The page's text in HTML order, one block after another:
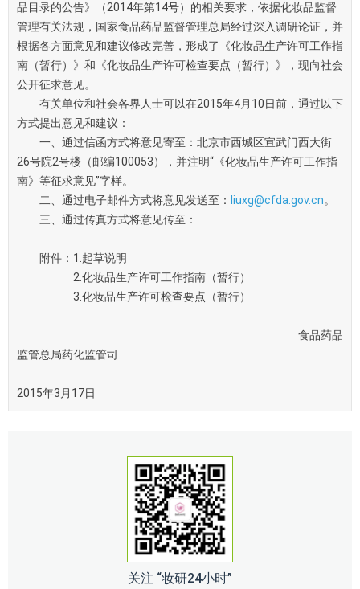
品目录的公告》（2014年第14号）的相关要求，依据化妆品监督
管理有关法规，国家食品药品监督管理总局经过深入调研论证，并
根据各方面意见和建议修改完善，形成了《化妆品生产许可工作指
南（暂行）》和《化妆品生产许可检查要点（暂行）》，现向社会
公开征求意见。
有关单位和社会各界人士可以在2015年4月10日前，通过以下
方式提出意见和建议：
一、通过信函方式将意见寄至：北京市西城区宣武门西大街
26号院2号楼（邮编100053），并注明“《化妆品生产许可工作指
南》等征求意见”字样。
二、通过电子邮件方式将意见发送至： liuxg@cfda.gov.cn。
三、通过传真方式将意见传至：
附件：1.起草说明
2.化妆品生产许可工作指南（暂行）
3.化妆品生产许可检查要点（暂行）
食品药品
监管总局药化监管司
2015年3月17日
关注 “妆研24小时”